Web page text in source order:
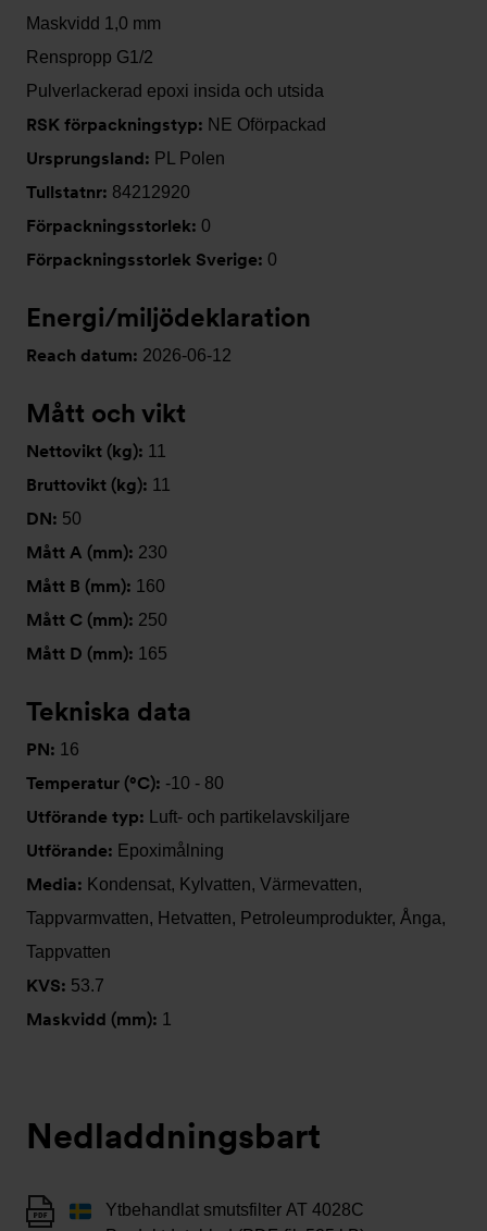
Maskvidd 1,0 mm
Renspropp G1/2
Pulverlackerad epoxi insida och utsida
RSK förpackningstyp: NE Oförpackad
Ursprungsland: PL Polen
Tullstatnr: 84212920
Förpackningsstorlek: 0
Förpackningsstorlek Sverige: 0
Energi/miljödeklaration
Reach datum: 2026-06-12
Mått och vikt
Nettovikt (kg): 11
Bruttovikt (kg): 11
DN: 50
Mått A (mm): 230
Mått B (mm): 160
Mått C (mm): 250
Mått D (mm): 165
Tekniska data
PN: 16
Temperatur (°C): -10 - 80
Utförande typ: Luft- och partikelavskiljare
Utförande: Epoximålning
Media: Kondensat, Kylvatten, Värmevatten,
Tappvarmvatten, Hetvatten, Petroleumprodukter, Ånga,
Tappvatten
KVS: 53.7
Maskvidd (mm): 1
Nedladdningsbart
Ytbehandlat smutsfilter AT 4028C